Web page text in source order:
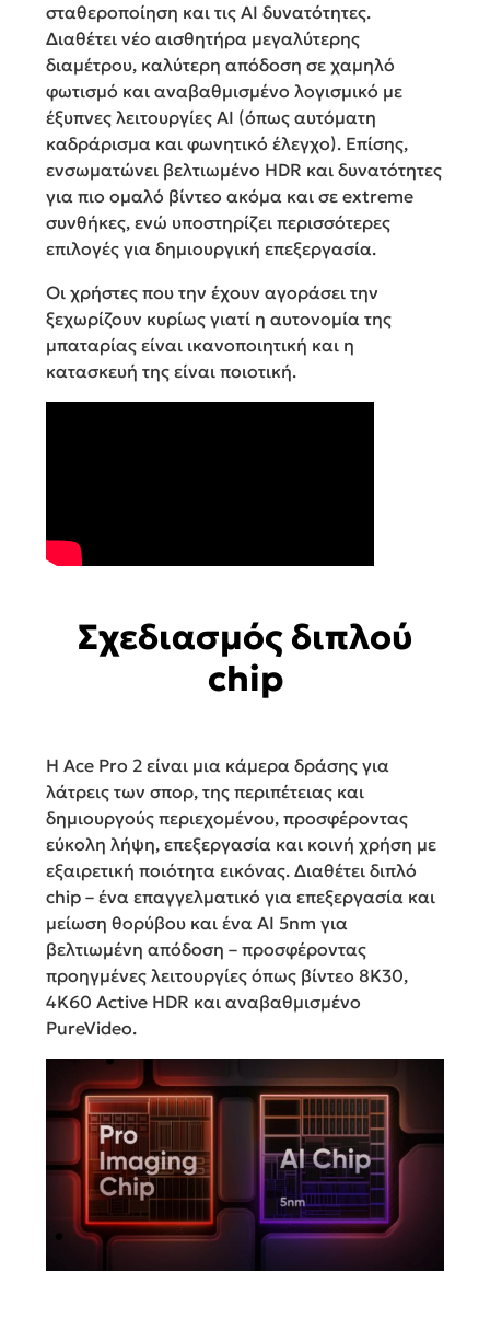
σταθεροποίηση και τις AI δυνατότητες.
Διαθέτει νέο αισθητήρα μεγαλύτερης
διαμέτρου, καλύτερη απόδοση σε χαμηλό
φωτισμό και αναβαθμισμένο λογισμικό με
έξυπνες λειτουργίες AI (όπως αυτόματη
καδράρισμα και φωνητικό έλεγχο). Επίσης,
ενσωματώνει βελτιωμένο HDR και δυνατότητες
για πιο ομαλό βίντεο ακόμα και σε extreme
συνθήκες, ενώ υποστηρίζει περισσότερες
επιλογές για δημιουργική επεξεργασία.
Οι χρήστες που την έχουν αγοράσει την
ξεχωρίζουν κυρίως γιατί η αυτονομία της
μπαταρίας είναι ικανοποιητική και η
κατασκευή της είναι ποιοτική.
Σχεδιασμός διπλού
chip
Η Ace Pro 2 είναι μια κάμερα δράσης για
λάτρεις των σπορ, της περιπέτειας και
δημιουργούς περιεχομένου, προσφέροντας
εύκολη λήψη, επεξεργασία και κοινή χρήση με
εξαιρετική ποιότητα εικόνας. Διαθέτει διπλό
chip – ένα επαγγελματικό για επεξεργασία και
μείωση θορύβου και ένα AI 5nm για
βελτιωμένη απόδοση – προσφέροντας
προηγμένες λειτουργίες όπως βίντεο 8K30,
4K60 Active HDR και αναβαθμισμένο
PureVideo.